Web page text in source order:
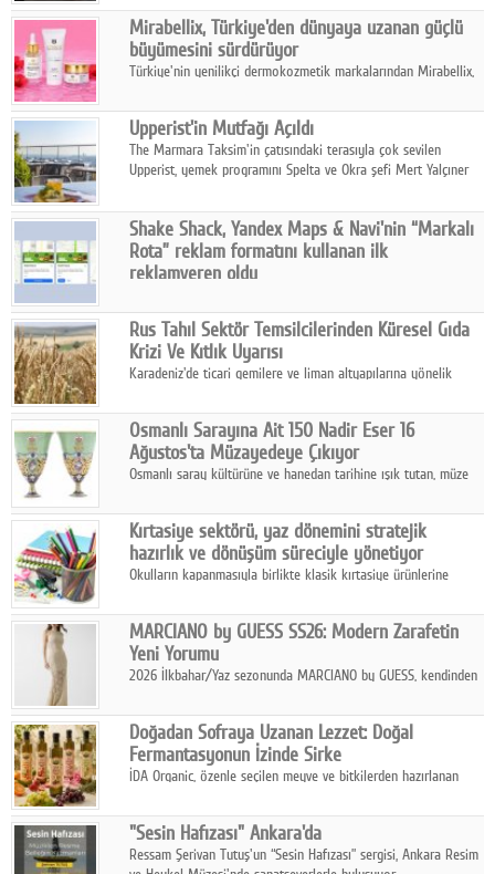
kontrol ünitesi Madoka Plus Türkiye'de satışa sunuldu.
Mirabellix, Türkiye'den dünyaya uzanan güçlü
büyümesini sürdürüyor
Türkiye'nin yenilikçi dermokozmetik markalarından Mirabellix,
ürünleriyle hem yurt içinde hem de uluslararası pazarlarda
büyümesini sürdürüyor.
Upperist'in Mutfağı Açıldı
The Marmara Taksim'in çatısındaki terasıyla çok sevilen
Upperist, yemek programını Spelta ve Okra şefi Mert Yalçıner
Shake Shack, Yandex Maps & Navi'nin “Markalı
Rota” reklam formatını kullanan ilk
reklamveren oldu
artırmak amacıyla Cereyan Medya ve Yandex Ads iş birliğiyle
Yandex Maps & Navi'nin yeni "Markalı Rota" reklam formatını
kullanan ilk marka oldu.
Rus Tahıl Sektör Temsilcilerinden Küresel Gıda
Krizi Ve Kıtlık Uyarısı
Karadeniz'de ticari gemilere ve liman altyapılarına yönelik
geçirdi.
Osmanlı Sarayına Ait 150 Nadir Eser 16
Ağustos'ta Müzayedeye Çıkıyor
Osmanlı saray kültürüne ve hanedan tarihine ışık tutan, müze
Ağustos'ta Arthill Müzecilik'in düzenleyeceği özel müzayedede
koleksiyonerlerle buluşuyor
Kırtasiye sektörü, yaz dönemini stratejik
hazırlık ve dönüşüm süreciyle yönetiyor
Okulların kapanmasıyla birlikte klasik kırtasiye ürünlerine
sanat ve eğitici aktivite ürünleriyle dinamik bir biçimde
geçiriyor.
MARCIANO by GUESS SS26: Modern Zarafetin
Yeni Yorumu
2026 İlkbahar/Yaz sezonunda MARCIANO by GUESS, kendinden
Doğadan Sofraya Uzanan Lezzet: Doğal
Fermantasyonun İzinde Sirke
İDA Organic, özenle seçilen meyve ve bitkilerden hazırlanan
sofralarına taşıyor.
"Sesin Hafızası" Ankara'da
Ressam Şerivan Tutuş'un “Sesin Hafızası” sergisi, Ankara Resim